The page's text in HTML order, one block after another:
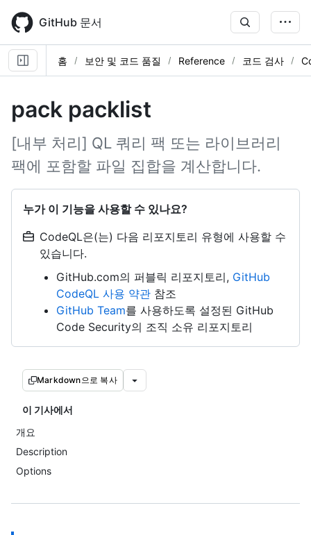
main
content
GitHub 문서
홈 보안 및 코드 품질 Reference 코드 검사
pack packlist
[내부 처리] QL 쿼리 팩 또는 라이브러리
팩에 포함할 파일 집합을 계산합니다.
누가 이 기능을 사용할 수 있나요?
CodeQL은(는) 다음 리포지토리 유형에 사용할 수
있습니다.
GitHub.com의 퍼블릭 리포지토리, GitHub
CodeQL 사용 약관 참조
GitHub Team를 사용하도록 설정된 GitHub
Code Security의 조직 소유 리포지토리
Markdown으로 복사
이 기사에서
개요
Description
Options